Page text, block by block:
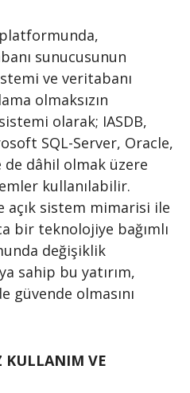
platformunda,
sunucusunun
ve veritabanı
olmaksızın
olarak; IASDB,
SQL-Server, Oracle,
de dâhil olmak üzere
kullanılabilir.
açık sistem mimarisi ile
bir teknolojiye bağımlı
değişiklik
sahip bu yatırım,
güvende olmasını
KULLANIM VE